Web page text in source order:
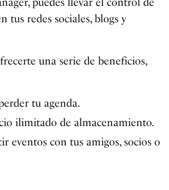
tus redes sociales, blogs y
una serie de beneficios,
tu agenda.
ilimitado de almacenamiento.
eventos con tus amigos, socios o